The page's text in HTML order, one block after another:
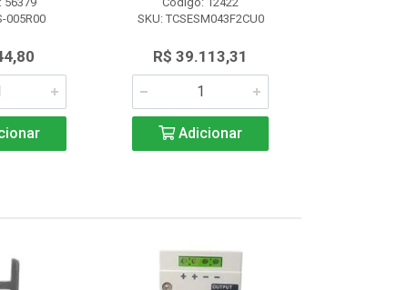
005R00
SKU: TCSESM043F2CU0
R$ 39.113,31
Adicionar